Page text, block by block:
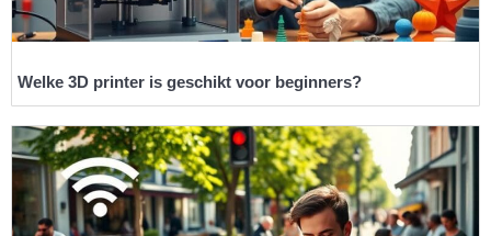
Welke 3D printer is geschikt voor beginners?